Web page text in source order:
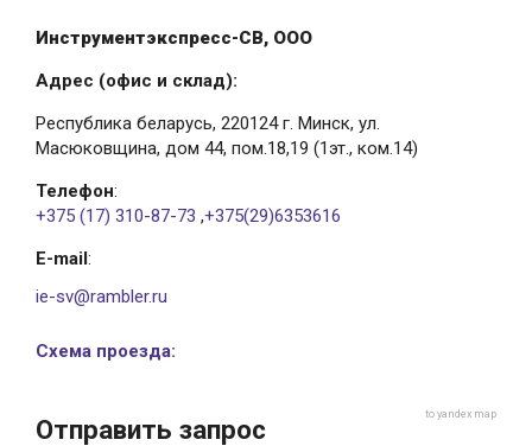
Инструментэкспресс-СВ, ООО
Адрес (офис и склад):
Республика беларусь, 220124 г. Минск, ул.
Масюковщина, дом 44, пом.18,19 (1эт., ком.14)
Телефон:
+375 (17) 310-87-73 ,+375(29)6353616
E-mail:
ie-sv@rambler.ru
Схема проезда:
to yandex map
Отправить запрос